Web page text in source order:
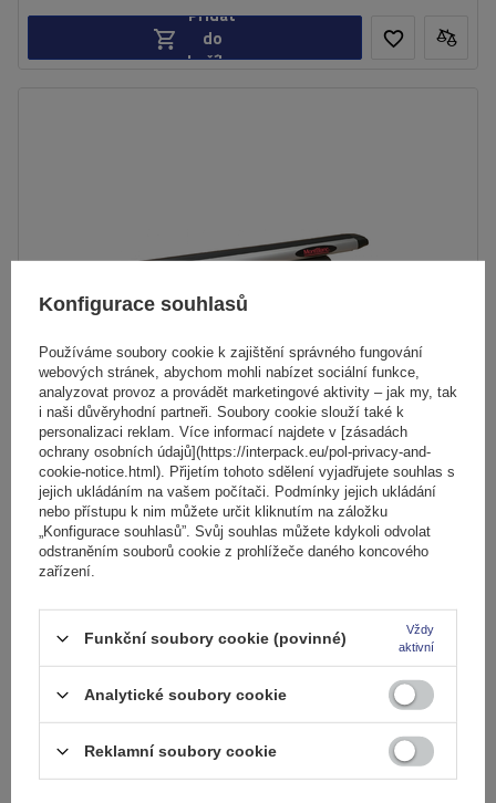
Přidat
do
košíku
Hliníkový střešní nosič Mont Blanc AMC 5400 AERO pro
tradiční střešní nosiče
5 920,00 Kč
Již nyní zašleme
11. srpna
košíku
VÝHODNÁ NABÍDKA
Konfigurace souhlasů
Používáme soubory cookie k zajištění správného fungování
webových stránek, abychom mohli nabízet sociální funkce,
analyzovat provoz a provádět marketingové aktivity – jak my, tak
i naši důvěryhodní partneři. Soubory cookie slouží také k
personalizaci reklam. Více informací najdete v [zásadách
ochrany osobních údajů](https://interpack.eu/pol-privacy-and-
cookie-notice.html). Přijetím tohoto sdělení vyjadřujete souhlas s
jejich ukládáním na vašem počítači. Podmínky jejich ukládání
nebo přístupu k nim můžete určit kliknutím na záložku
„Konfigurace souhlasů”. Svůj souhlas můžete kdykoli odvolat
odstraněním souborů cookie z prohlížeče daného koncového
zařízení.
Funkční soubory cookie (povinné)
Vždy
aktivní
Analytické soubory cookie
Reklamní soubory cookie